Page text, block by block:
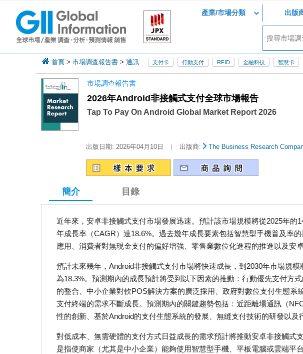
產業/市場分類 出版
首頁 > 市場調查報告書 > 通訊 支付卡 行動支付 RFID 金融科技 智慧卡
市場調查報告書
2026年Android非接觸式支付全球市場報告
Tap To Pay On Android Global Market Report 2026
出版日期: 2026年04月10日 | 出版商: The Business Research
簡介 目錄
近年來，安卓非接觸式支付市場發展迅速。預計該市場規模將從2025年的
年成長率（CAGR）達18.6%。過去幾年成長要素包括智慧型手機普及率
應用、消費者對無現金支付的偏好增強、零售業數位化進程的推進以及安
預計未來幾年，Android非接觸式支付市場將快速成長，到2030年市場規
為18.3%。預測期內的成長預計將受到以下因素的推動：行動優先支付方
的整合、中小企業對軟POS解決方案的廣泛採用、政府對數位支付生態系
支付終端的需求不斷成長。預測期內的關鍵趨勢包括：近距離場通訊（
性的創新、基於Android的支付生態系統的發展、無縫支付技術的研發以及
對低成本、無需硬體的支付方式日益成長的需求預計將推動安卓非接觸式
是指使商家（尤其是中小企業）能夠使用智慧型手機、平板電腦或雲端平